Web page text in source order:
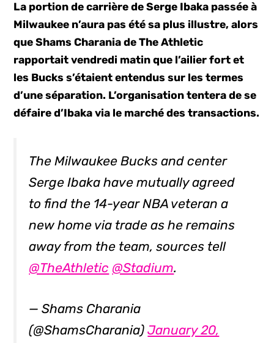
La portion de carrière de Serge Ibaka passée à
Milwaukee n’aura pas été sa plus illustre, alors
que Shams Charania de The Athletic
rapportait vendredi matin que l’ailier fort et
les Bucks s’étaient entendus sur les termes
d’une séparation. L’organisation tentera de se
défaire d’Ibaka via le marché des transactions.
The Milwaukee Bucks and center
Serge Ibaka have mutually agreed
to find the 14-year NBA veteran a
new home via trade as he remains
away from the team, sources tell
@TheAthletic @Stadium.
— Shams Charania
(@ShamsCharania)January 20,